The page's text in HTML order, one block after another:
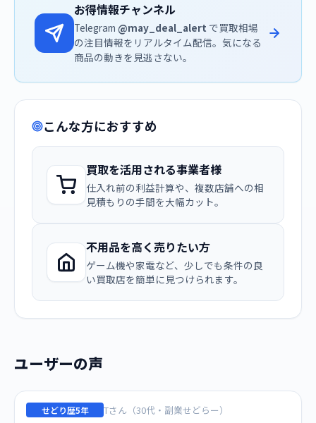
お得情報チャンネル
Telegram @may_deal_alert で買取相場
の注目情報をリアルタイム配信。気になる
商品の動きを見逃さない。
こんな方におすすめ
買取を活用される事業者様
仕入れ前の利益計算や、複数店舗への相
見積もりの手間を大幅カット。
不用品を高く売りたい方
ゲーム機や家電など、少しでも条件の良
い買取店を簡単に見つけられます。
ユーザーの声
せどり歴5年 Tさん（30代・副業せどらー）